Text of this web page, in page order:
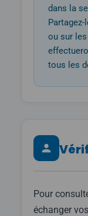
dans la
Partagez-
ou sur
tous les
Pour
échanger